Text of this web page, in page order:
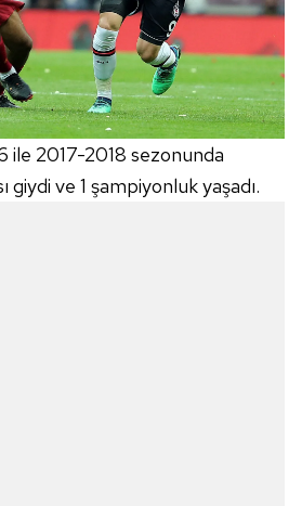
ile 2017-2018 sezonunda
ve 1 şampiyonluk yaşadı.